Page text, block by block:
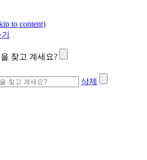
to content)
찾고 계세요?
삭제